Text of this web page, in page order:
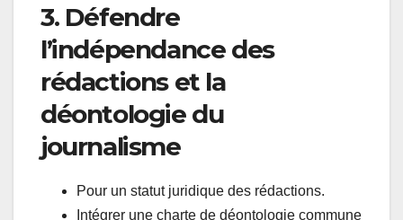
3. Défendre
l’indépendance des
rédactions et la
déontologie du
journalisme
Pour un statut juridique des rédactions.
Intégrer une charte de déontologie commune